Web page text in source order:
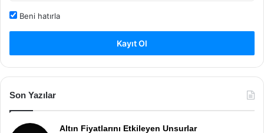
Beni hatırla
Kayıt Ol
Son Yazılar
Altın Fiyatlarını Etkileyen Unsurlar